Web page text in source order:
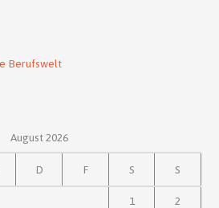
Berufswelt
August 2026
D F S S
1 2